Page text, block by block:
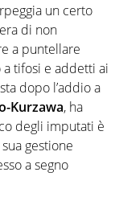
un certo
di non
a puntellare
a tifosi e addetti ai
dopo l’addio a
Kurzawa, ha
degli imputati è
gestione
a segno